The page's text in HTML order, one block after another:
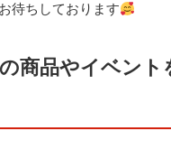
待ちしております
商品やイベント